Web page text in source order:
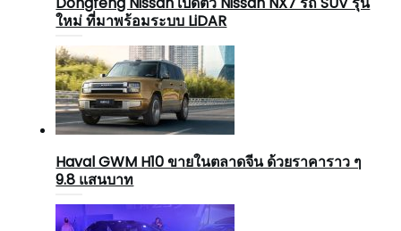
ใหม่ ที่มาพร้อมระบบ LiDAR
Haval GWM H10 ขายในตลาดจีน ด้วยราคาราว ๆ
9.8 แสนบาท